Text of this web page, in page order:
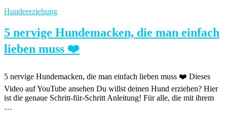
Hundeerziehung
5 nervige Hundemacken, die man einfach
lieben muss ❤️
5 nervige Hundemacken, die man einfach lieben muss ❤️ Dieses
Video auf YouTube ansehen Du willst deinen Hund erziehen? Hier
ist die genaue Schritt-für-Schritt Anleitung! Für alle, die mit ihrem
…